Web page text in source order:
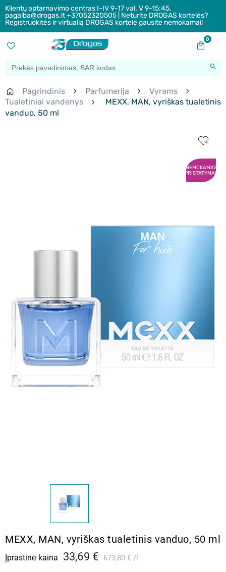
Klientų aptarnavimo centras I-IV 9-17 val. V 9-15:45,
pagalba@drogas.lt +37052320505 | Neturite DROGAS kortelės?
Registruokitės ir virtualią DROGAS kortelę gausite nemokamai!
0
Pagrindinis Parfumerija
Vyrams
Tualetiniai vandenys
MEXX, MAN, vyriškas tualetinis
vanduo, 50 ml
NEMOKAMAS
PRISTATYMAS
MEXX, MAN, vyriškas tualetinis vanduo, 50 ml
Įprastinė kaina 33,69 € 673,80 €